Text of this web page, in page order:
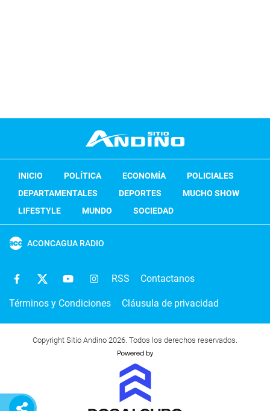
INICIO POLÍTICA ECONOMÍA
POLICIALES
DEPARTAMENTALES
DEPORTES
MUCHO SHOW
LIFESTYLE
MUNDO SOCIEDAD
ACONCAGUA RADIO
RSS Contactanos
Términos y Condiciones Cláusula de privacidad
Copyright Sitio Andino 2026. Todos los derechos reservados.